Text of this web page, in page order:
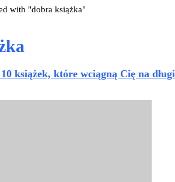
with "dobra książka"
książek, które wciągną Cię na